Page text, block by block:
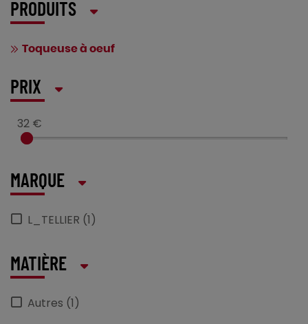
PRODUITS
Toqueuse à oeuf
PRIX
32 €
MARQUE
L_TELLIER (1)
MATIÈRE
Autres (1)